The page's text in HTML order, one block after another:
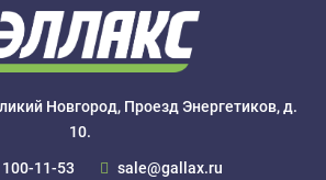
Новгород, Проезд Энергетиков, д.
10.
11-53
sale@gallax.ru